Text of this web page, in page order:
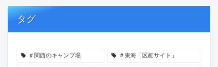
タグ
＃関西のキャンプ場 ＃東海「区画サイト」